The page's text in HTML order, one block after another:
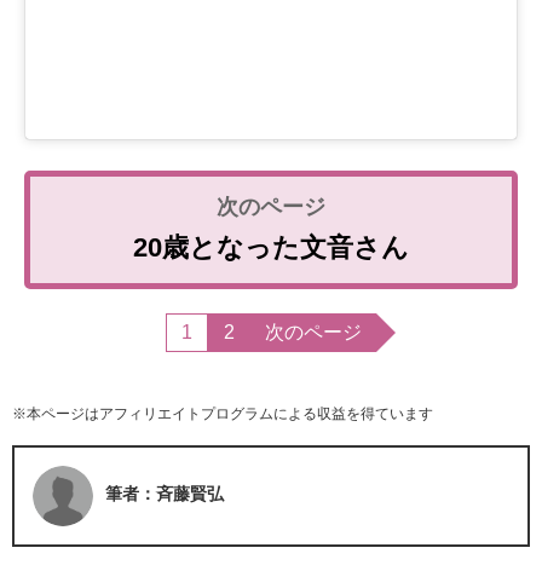
20歳となった文音さん
1 2 次のページ
※本ページはアフィリエイトプログラムによる収益を得ています
筆者：斉藤賢弘